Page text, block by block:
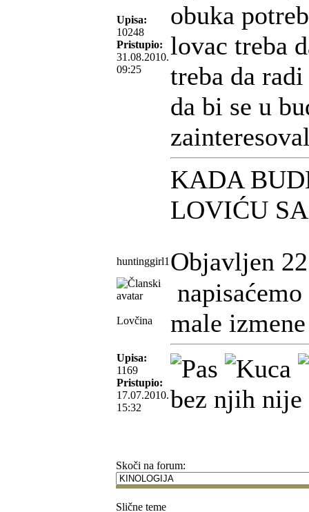
Upisa:
10248
Pristupio:
31.08.2010.
09:25
obuka
lovac treba
treba da
da bi se u
KADA
LOVIĆU
huntinggirl1 Objavljen
Lovčina
Upisa:
1169
Pristupio:
17.07.2010.
15:32
male
bez njih
Skoči na forum:
Slične teme